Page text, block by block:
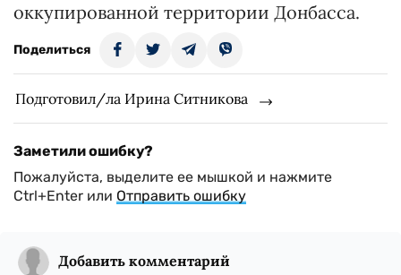
оккупированной территории Донбасса.
Поделиться
Подготовил/ла Ирина Ситникова
Заметили ошибку?
Пожалуйста, выделите ее мышкой и нажмите
Ctrl+Enter или Отправить ошибку
Добавить комментарий